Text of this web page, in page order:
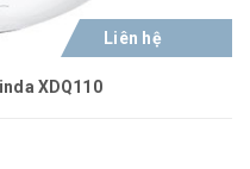
Liên hệ
XDQ110